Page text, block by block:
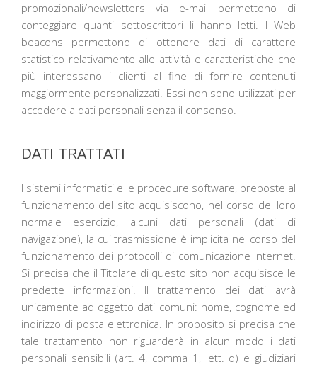
promozionali/newsletters via e-mail permettono di
conteggiare quanti sottoscrittori li hanno letti. I Web
beacons permettono di ottenere dati di carattere
statistico relativamente alle attività e caratteristiche che
più interessano i clienti al fine di fornire contenuti
maggiormente personalizzati. Essi non sono utilizzati per
accedere a dati personali senza il consenso.
DATI TRATTATI
I sistemi informatici e le procedure software, preposte al
funzionamento del sito acquisiscono, nel corso del loro
normale esercizio, alcuni dati personali (dati di
navigazione), la cui trasmissione è implicita nel corso del
funzionamento dei protocolli di comunicazione Internet.
Si precisa che il Titolare di questo sito non acquisisce le
predette informazioni. Il trattamento dei dati avrà
unicamente ad oggetto dati comuni: nome, cognome ed
indirizzo di posta elettronica. In proposito si precisa che
tale trattamento non riguarderà in alcun modo i dati
personali sensibili (art. 4, comma 1, lett. d) e giudiziari